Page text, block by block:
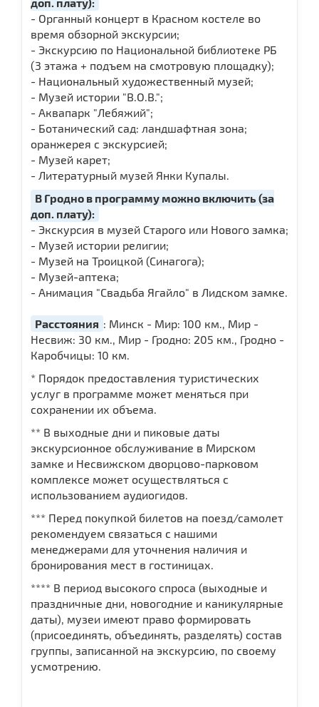
- Органный концерт в Красном костеле во
время обзорной экскурсии;
- Экскурсию по Национальной библиотеке РБ
(3 этажа + подъем на смотровую площадку);
- Национальный художественный музей;
- Музей истории "В.О.В.";
- Аквапарк "Лебяжий";
- Ботанический сад: ландшафтная зона;
оранжерея с экскурсией;
- Музей карет;
- Литературный музей Янки Купалы.
В Гродно в программу можно включить (за
доп. плату):
- Экскурсия в музей Старого или Нового замка;
- Музей истории религии;
- Музей на Троицкой (Синагога);
- Музей-аптека;
- Анимация "Свадьба Ягайло" в Лидском замке.
Расстояния : Минск - Мир: 100 км., Мир -
Несвиж: 30 км., Мир - Гродно: 205 км., Гродно -
Каробчицы: 10 км.
* Порядок предоставления туристических
услуг в программе может меняться при
сохранении их объема.
** В выходные дни и пиковые даты
экскурсионное обслуживание в Мирском
замке и Несвижском дворцово-парковом
комплексе может осуществляться с
использованием аудиогидов.
*** Перед покупкой билетов на поезд/самолет
рекомендуем связаться с нашими
менеджерами для уточнения наличия и
бронирования мест в гостиницах.
**** В период высокого спроса (выходные и
праздничные дни, новогодние и каникулярные
даты), музеи имеют право формировать
(присоединять, объединять, разделять) состав
группы, записанной на экскурсию, по своему
усмотрению.